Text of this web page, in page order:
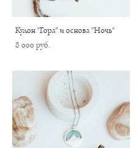
Кулон "Гора" и основа "Ночь"
8 000 pуб.